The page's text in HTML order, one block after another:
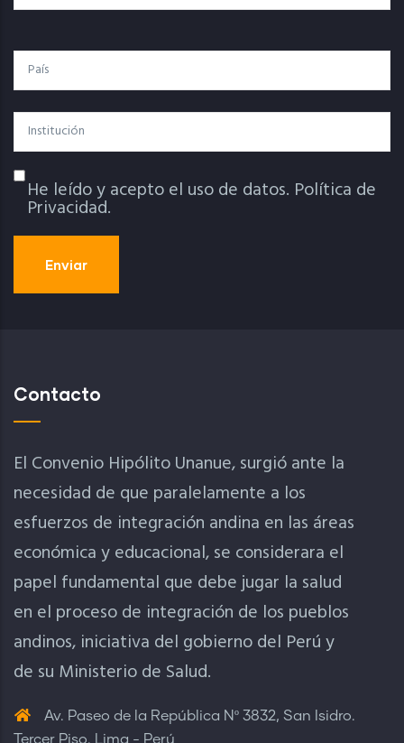
País
Institución
Política De Privacidad
He leído y acepto el uso de datos. Política de
Privacidad.
Contacto
El Convenio Hipólito Unanue, surgió ante la
necesidad de que paralelamente a los
esfuerzos de integración andina en las áreas
económica y educacional, se considerara el
papel fundamental que debe jugar la salud
en el proceso de integración de los pueblos
andinos, iniciativa del gobierno del Perú y
de su Ministerio de Salud.
Av. Paseo de la República Nº 3832, San Isidro.
Tercer Piso. Lima - Perú